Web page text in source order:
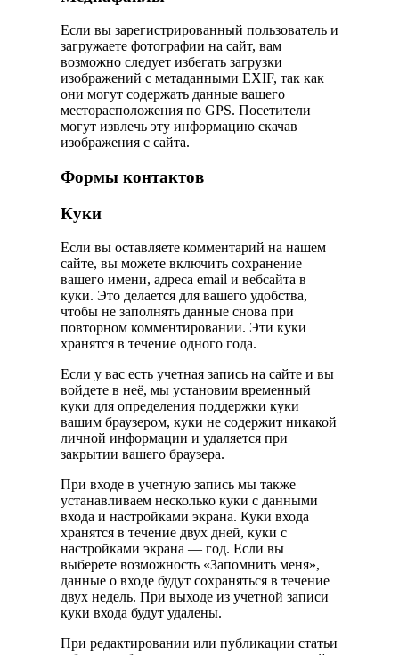
Если вы зарегистрированный пользователь и
загружаете фотографии на сайт, вам
возможно следует избегать загрузки
изображений с метаданными EXIF, так как
они могут содержать данные вашего
месторасположения по GPS. Посетители
могут извлечь эту информацию скачав
изображения с сайта.
Формы контактов
Куки
Если вы оставляете комментарий на нашем
сайте, вы можете включить сохранение
вашего имени, адреса email и вебсайта в
куки. Это делается для вашего удобства,
чтобы не заполнять данные снова при
повторном комментировании. Эти куки
хранятся в течение одного года.
Если у вас есть учетная запись на сайте и вы
войдете в неё, мы установим временный
куки для определения поддержки куки
вашим браузером, куки не содержит никакой
личной информации и удаляется при
закрытии вашего браузера.
При входе в учетную запись мы также
устанавливаем несколько куки с данными
входа и настройками экрана. Куки входа
хранятся в течение двух дней, куки с
настройками экрана — год. Если вы
выберете возможность «Запомнить меня»,
данные о входе будут сохраняться в течение
двух недель. При выходе из учетной записи
куки входа будут удалены.
При редактировании или публикации статьи